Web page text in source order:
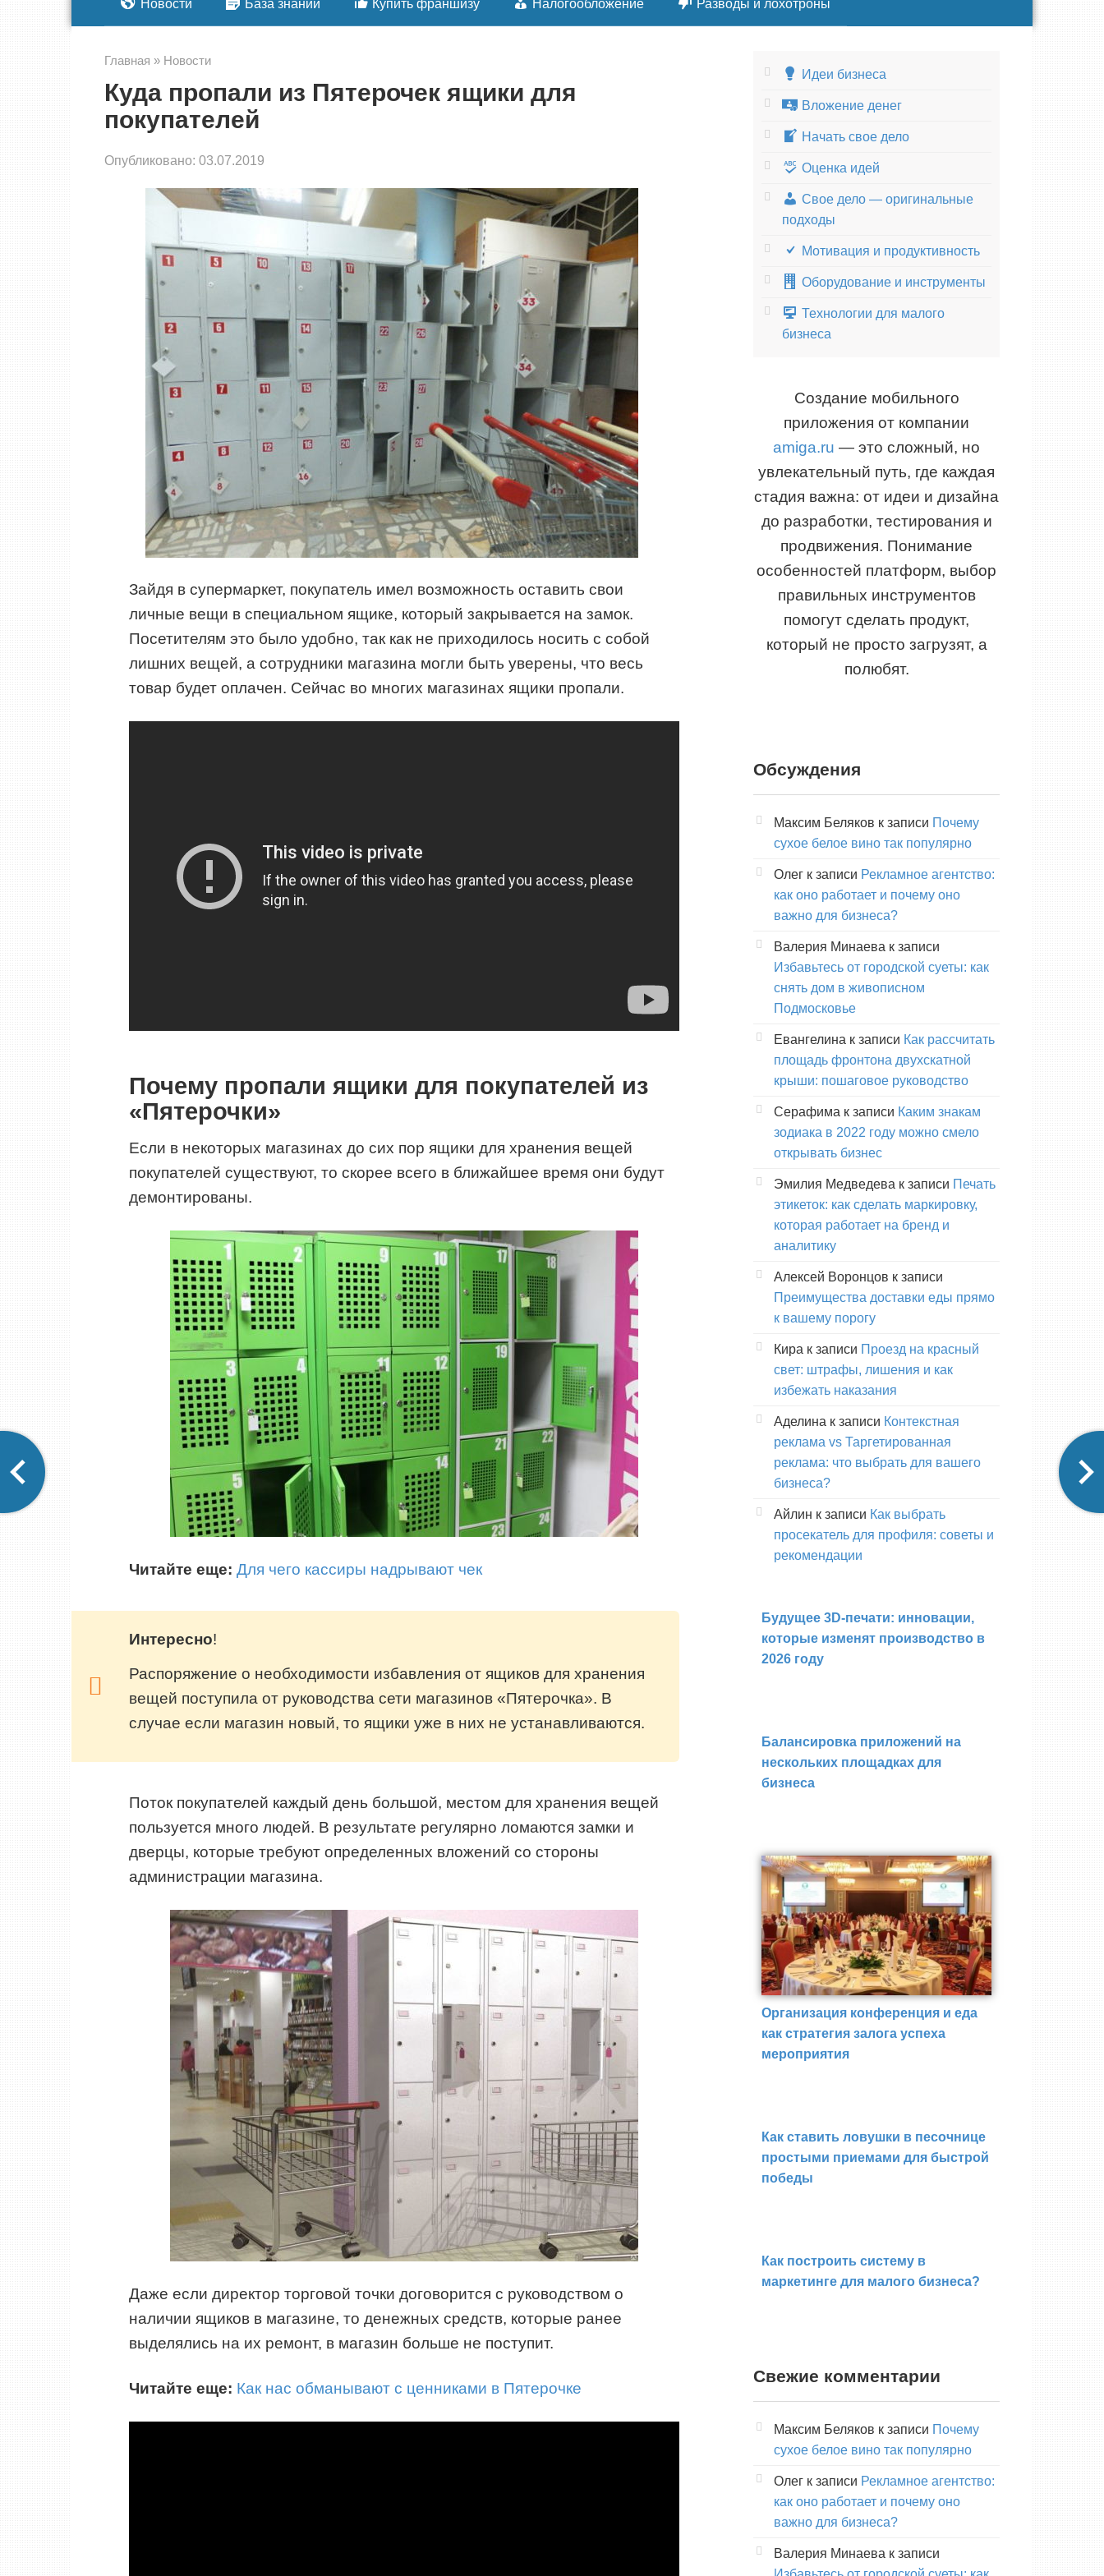
Новости База знаний Купить франшизу Налогообложение Разводы и лохотроны
Главная » Новости
Куда пропали из Пятерочек ящики для
покупателей
Опубликовано: 03.07.2019
Зайдя в супермаркет, покупатель имел возможность оставить свои
личные вещи в специальном ящике, который закрывается на замок.
Посетителям это было удобно, так как не приходилось носить с собой
лишних вещей, а сотрудники магазина могли быть уверены, что весь
товар будет оплачен. Сейчас во многих магазинах ящики пропали.
Почему пропали ящики для покупателей из
«Пятерочки»
Если в некоторых магазинах до сих пор ящики для хранения вещей
покупателей существуют, то скорее всего в ближайшее время они будут
демонтированы.
Читайте еще: Для чего кассиры надрывают чек
Интересно!
Распоряжение о необходимости избавления от ящиков для хранения
вещей поступила от руководства сети магазинов «Пятерочка». В
случае если магазин новый, то ящики уже в них не устанавливаются.
Поток покупателей каждый день большой, местом для хранения вещей
пользуется много людей. В результате регулярно ломаются замки и
дверцы, которые требуют определенных вложений со стороны
администрации магазина.
Даже если директор торговой точки договорится с руководством о
наличии ящиков в магазине, то денежных средств, которые ранее
выделялись на их ремонт, в магазин больше не поступит.
Читайте еще: Как нас обманывают с ценниками в Пятерочке
Идеи бизнеса
Вложение денег
Начать свое дело
Оценка идей
Свое дело — оригинальные
подходы
Мотивация и продуктивность
Оборудование и инструменты
Технологии для малого
бизнеса
Создание мобильного
приложения от компании
amiga.ru — это сложный, но
увлекательный путь, где каждая
стадия важна: от идеи и дизайна
до разработки, тестирования и
продвижения. Понимание
особенностей платформ, выбор
правильных инструментов
помогут сделать продукт,
который не просто загрузят, а
полюбят.
Обсуждения
Максим Беляков к записи Почему
сухое белое вино так популярно
Олег к записи Рекламное агентство:
как оно работает и почему оно
важно для бизнеса?
Валерия Минаева к записи
Избавьтесь от городской суеты: как
снять дом в живописном
Подмосковье
Евангелина к записи Как рассчитать
площадь фронтона двухскатной
крыши: пошаговое руководство
Серафима к записи Каким знакам
зодиака в 2022 году можно смело
открывать бизнес
Эмилия Медведева к записи Печать
этикеток: как сделать маркировку,
которая работает на бренд и
аналитику
Алексей Воронцов к записи
Преимущества доставки еды прямо
к вашему порогу
Кира к записи Проезд на красный
свет: штрафы, лишения и как
избежать наказания
Аделина к записи Контекстная
реклама vs Таргетированная
реклама: что выбрать для вашего
бизнеса?
Айлин к записи Как выбрать
просекатель для профиля: советы и
рекомендации
Будущее 3D-печати: инновации,
которые изменят производство в
2026 году
Балансировка приложений на
нескольких площадках для
бизнеса
Организация конференция и еда
как стратегия залога успеха
мероприятия
Как ставить ловушки в песочнице
простыми приемами для быстрой
победы
Как построить систему в
маркетинге для малого бизнеса?
Свежие комментарии
Максим Беляков к записи Почему
сухое белое вино так популярно
Олег к записи Рекламное агентство:
как оно работает и почему оно
важно для бизнеса?
Валерия Минаева к записи